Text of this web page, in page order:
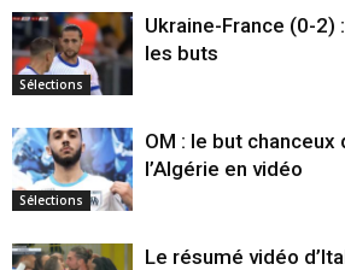
Sélections
Ukraine-France (0-
les buts
Sélections
OM : le but chanceux
l’Algérie en vidéo
Le résumé vidéo